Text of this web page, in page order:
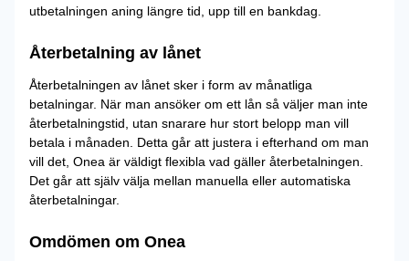
utbetalningen aning längre tid, upp till en bankdag.
Återbetalning av lånet
Återbetalningen av lånet sker i form av månatliga
betalningar. När man ansöker om ett lån så väljer man inte
återbetalningstid, utan snarare hur stort belopp man vill
betala i månaden. Detta går att justera i efterhand om man
vill det, Onea är väldigt flexibla vad gäller återbetalningen.
Det går att själv välja mellan manuella eller automatiska
återbetalningar.
Omdömen om Onea